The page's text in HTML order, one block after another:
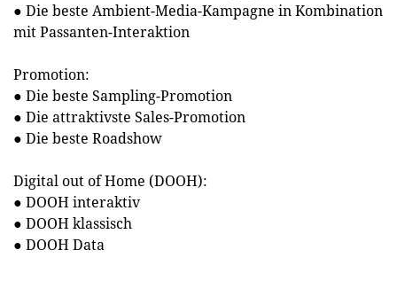
● Die beste Ambient-Media-Kampagne in Kombination
mit Passanten-Interaktion
Promotion:
● Die beste Sampling-Promotion
● Die attraktivste Sales-Promotion
● Die beste Roadshow
Digital out of Home (DOOH):
● DOOH interaktiv
● DOOH klassisch
● DOOH Data